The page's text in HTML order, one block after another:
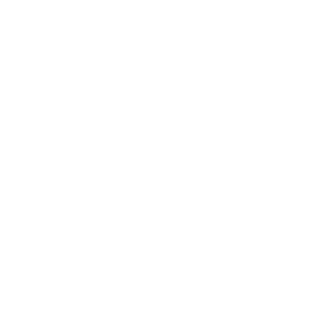
von Praktikumsplätzen.
Ihrer Schule nach Zusage durch die
eines Rückmeldebogens den
mit und Ihre Schule
die Praktikumsstelle genehmigt
in der Regel eine
Praktikumswoche kann je nach
Praktikums-Einzeltage ergänzt